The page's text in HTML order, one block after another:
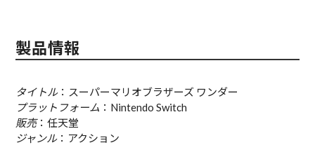
製品情報
タイトル：スーパーマリオブラザーズ ワンダー
プラットフォーム ：Nintendo Switch
販売：任天堂
ジャンル：アクション